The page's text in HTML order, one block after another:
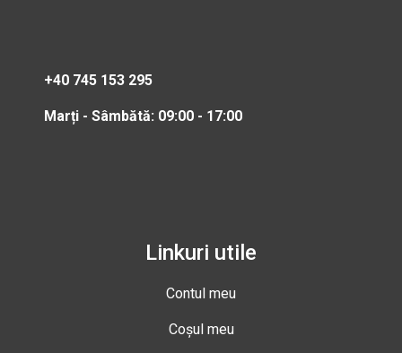
+40 745 153 295
Marți - Sâmbătă: 09:00 - 17:00
Linkuri utile
Contul meu
Coșul meu